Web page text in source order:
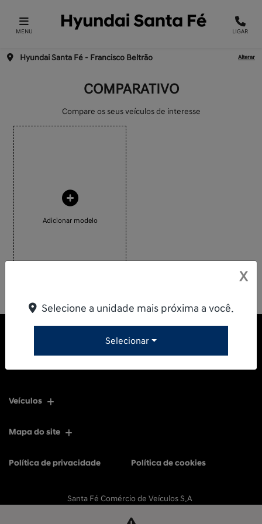
MENU LIGAR
Hyundai Santa Fé - Francisco Beltrão Alterar
COMPARATIVO
Compare os seus veículos de interesse
Adicionar modelo
Veículos
Mapa do site
Política de privacidade Política de cookies
Santa Fé Comércio de Veículos S.A
CNPJ: 11.596.056/0001-77
X
Selecione a unidade mais próxima a você.
Selecionar